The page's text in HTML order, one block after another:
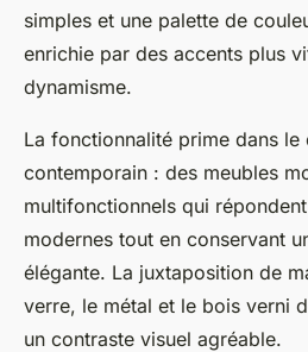
simples et une palette de
enrichie par des accents plus
dynamisme.
La fonctionnalité prime dans
contemporain : des meubles
multifonctionnels qui
modernes tout en conservant
élégante. La juxtaposition de
verre, le métal et le bois verni
un contraste visuel agréable.